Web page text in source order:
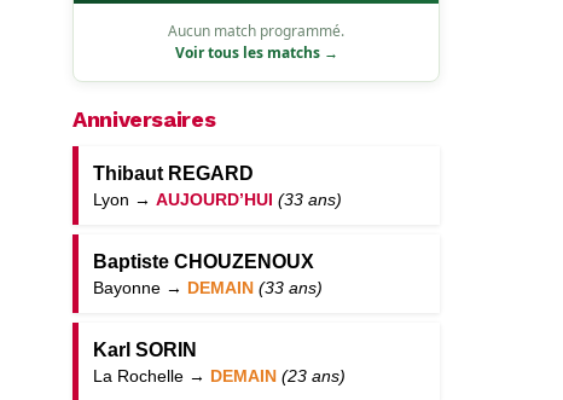
Aucun match programmé.
Voir tous les matchs →
Anniversaires
Thibaut REGARD
Lyon → AUJOURD’HUI (33 ans)
Baptiste CHOUZENOUX
Bayonne → DEMAIN (33 ans)
Karl SORIN
La Rochelle → DEMAIN (23 ans)